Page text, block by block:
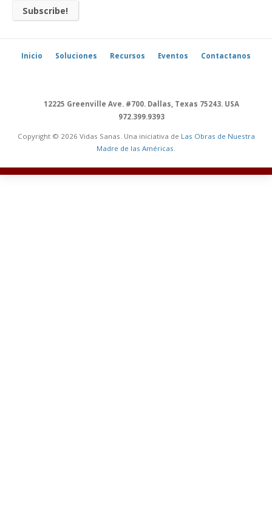
Inicio Soluciones Recursos Eventos Contactanos
12225 Greenville Ave. #700. Dallas, Texas 75243. USA
972.399.9393
Copyright © 2026 Vidas Sanas. Una iniciativa de Las Obras de Nuestra
Madre de las Américas